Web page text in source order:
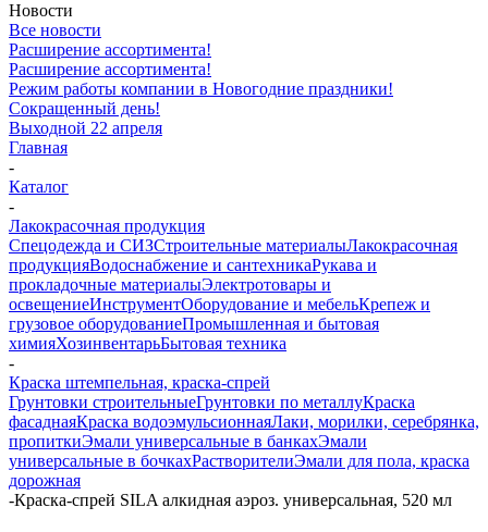
Новости
Все новости
Расширение ассортимента!
Расширение ассортимента!
Режим работы компании в Новогодние праздники!
Сокращенный день!
Выходной 22 апреля
Главная
-
Каталог
-
Лакокрасочная продукция
Спецодежда и СИЗСтроительные материалыЛакокрасочная
продукцияВодоснабжение и сантехникаРукава и
прокладочные материалыЭлектротовары и
освещениеИнструментОборудование и мебельКрепеж и
грузовое оборудованиеПромышленная и бытовая
химияХозинвентарьБытовая техника
-
Краска штемпельная, краска-спрей
Грунтовки строительныеГрунтовки по металлуКраска
фасаднаяКраска водоэмульсионнаяЛаки, морилки, серебрянка,
пропиткиЭмали универсальные в банкахЭмали
универсальные в бочкахРастворителиЭмали для пола, краска
дорожная
-Краска-спрей SILA алкидная аэроз. универсальная, 520 мл